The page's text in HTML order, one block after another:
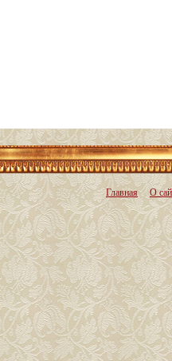
Главная О